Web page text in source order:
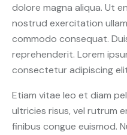
dolore magna aliqua. Ut
nostrud exercitation
commodo consequat.
reprehenderit. Lorem
consectetur adipiscing
Etiam vitae leo et diam
ultricies risus, vel rutrum
finibus congue euismod.